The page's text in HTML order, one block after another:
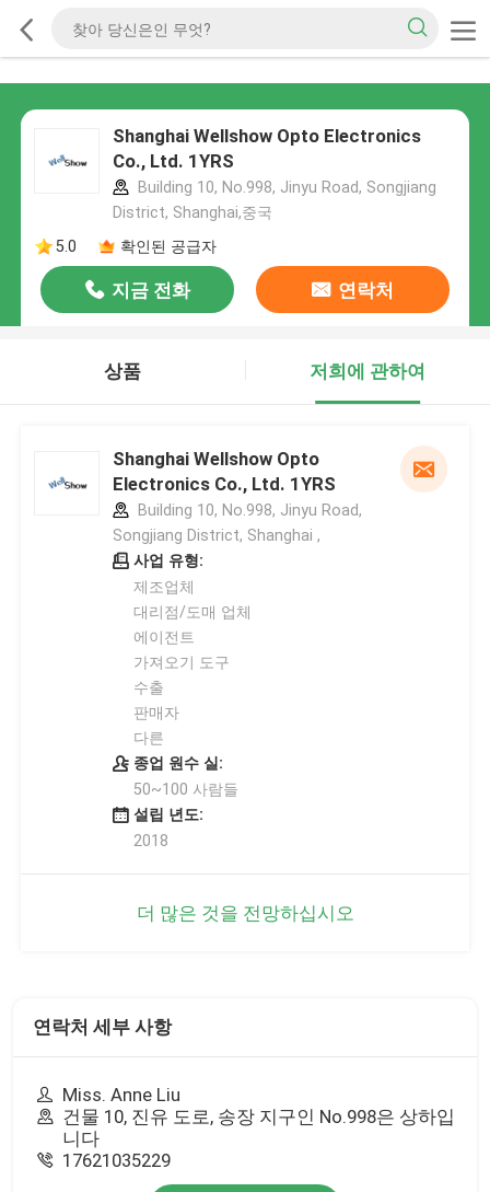
Shanghai Wellshow Opto Electronics
Co., Ltd. 1YRS
Building 10, No.998, Jinyu Road, Songjiang
District, Shanghai,중국
5.0
확인된 공급자
지금 전화 연락처
상품 저희에 관하여
Shanghai Wellshow Opto
Electronics Co., Ltd. 1YRS
Building 10, No.998, Jinyu Road,
Songjiang District, Shanghai ,
사업 유형:
제조업체
대리점/도매 업체
에이전트
가져오기 도구
수출
판매자
다른
종업 원수 실:
50~100 사람들
설립 년도:
2018
더 많은 것을 전망하십시오
연락처 세부 사항
Miss. Anne Liu
건물 10, 진유 도로, 송장 지구인 No.998은 상하입
니다
17621035229